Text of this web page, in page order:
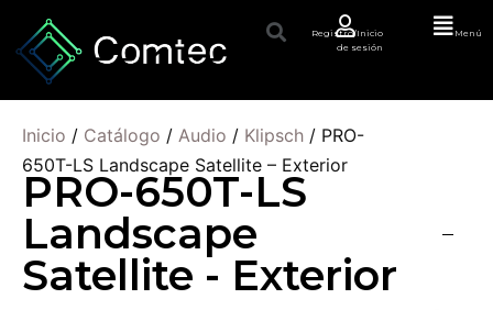
Registro/Inicio
de sesión
Menú
Inicio / Catálogo / Audio / Klipsch / PRO-
650T-LS Landscape Satellite – Exterior
PRO-650T-LS
Landscape
Satellite - Exterior